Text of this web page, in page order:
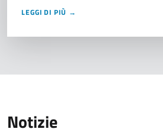
LEGGI DI PIÙ →
Notizie